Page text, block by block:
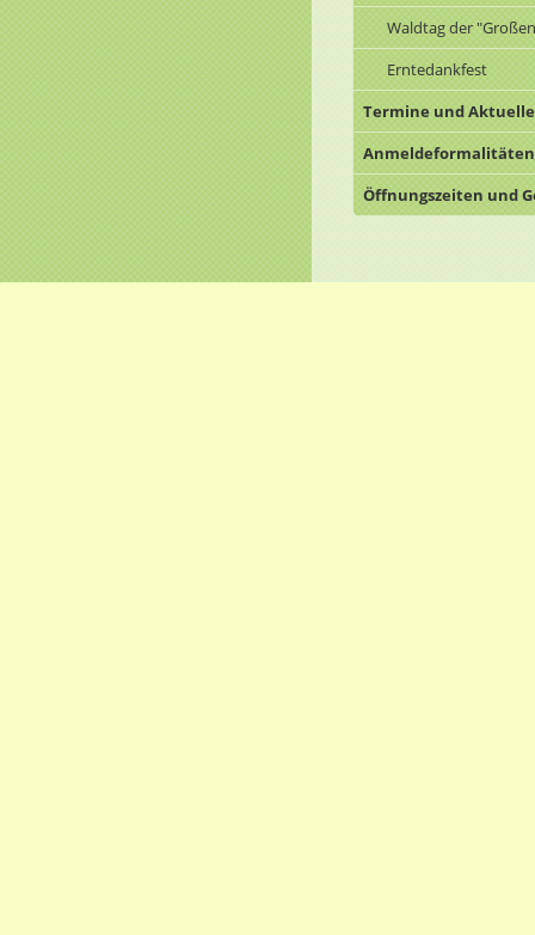
Waldtag der
Erntedankfest
Termine und
Anmeldeformalitäten
Öffnungszeiten und